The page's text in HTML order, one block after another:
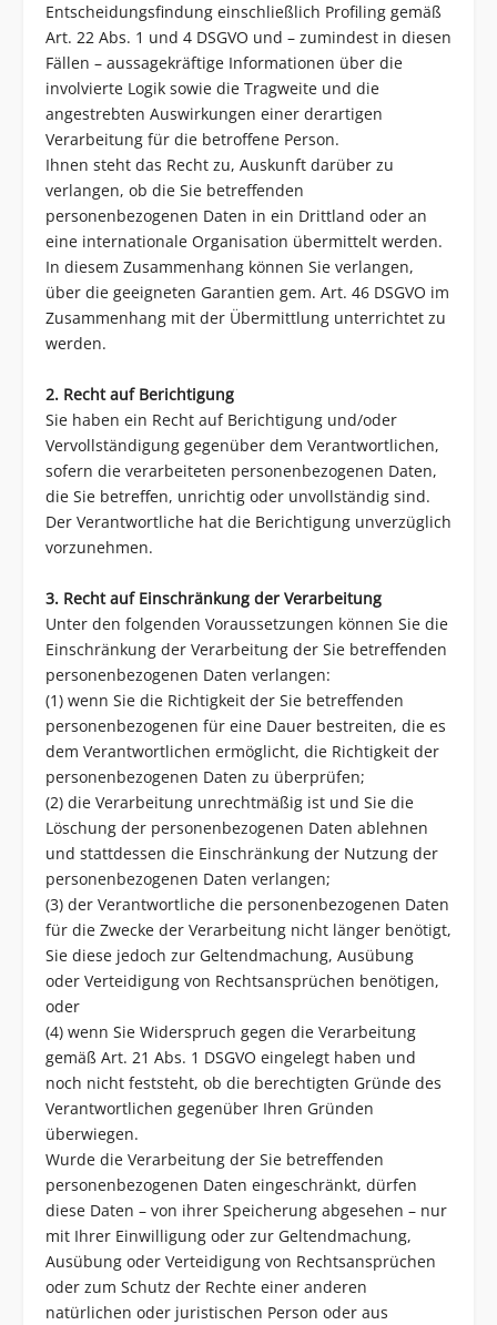
Entscheidungsfindung einschließlich Profiling gemäß
Art. 22 Abs. 1 und 4 DSGVO und – zumindest in diesen
Fällen – aussagekräftige Informationen über die
involvierte Logik sowie die Tragweite und die
angestrebten Auswirkungen einer derartigen
Verarbeitung für die betroffene Person.
Ihnen steht das Recht zu, Auskunft darüber zu
verlangen, ob die Sie betreffenden
personenbezogenen Daten in ein Drittland oder an
eine internationale Organisation übermittelt werden.
In diesem Zusammenhang können Sie verlangen,
über die geeigneten Garantien gem. Art. 46 DSGVO im
Zusammenhang mit der Übermittlung unterrichtet zu
werden.
2. Recht auf Berichtigung
Sie haben ein Recht auf Berichtigung und/oder
Vervollständigung gegenüber dem Verantwortlichen,
sofern die verarbeiteten personenbezogenen Daten,
die Sie betreffen, unrichtig oder unvollständig sind.
Der Verantwortliche hat die Berichtigung unverzüglich
vorzunehmen.
3. Recht auf Einschränkung der Verarbeitung
Unter den folgenden Voraussetzungen können Sie die
Einschränkung der Verarbeitung der Sie betreffenden
personenbezogenen Daten verlangen:
(1) wenn Sie die Richtigkeit der Sie betreffenden
personenbezogenen für eine Dauer bestreiten, die es
dem Verantwortlichen ermöglicht, die Richtigkeit der
personenbezogenen Daten zu überprüfen;
(2) die Verarbeitung unrechtmäßig ist und Sie die
Löschung der personenbezogenen Daten ablehnen
und stattdessen die Einschränkung der Nutzung der
personenbezogenen Daten verlangen;
(3) der Verantwortliche die personenbezogenen Daten
für die Zwecke der Verarbeitung nicht länger benötigt,
Sie diese jedoch zur Geltendmachung, Ausübung
oder Verteidigung von Rechtsansprüchen benötigen,
oder
(4) wenn Sie Widerspruch gegen die Verarbeitung
gemäß Art. 21 Abs. 1 DSGVO eingelegt haben und
noch nicht feststeht, ob die berechtigten Gründe des
Verantwortlichen gegenüber Ihren Gründen
überwiegen.
Wurde die Verarbeitung der Sie betreffenden
personenbezogenen Daten eingeschränkt, dürfen
diese Daten – von ihrer Speicherung abgesehen – nur
mit Ihrer Einwilligung oder zur Geltendmachung,
Ausübung oder Verteidigung von Rechtsansprüchen
oder zum Schutz der Rechte einer anderen
natürlichen oder juristischen Person oder aus